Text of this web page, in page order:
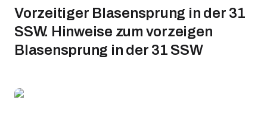
Vorzeitiger Blasensprung in der 31
SSW. Hinweise zum vorzeigen
Blasensprung in der 31 SSW